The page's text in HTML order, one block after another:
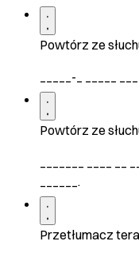
Powtórz ze
_____-_ _____
Powtórz ze
______.
Przetłumacz